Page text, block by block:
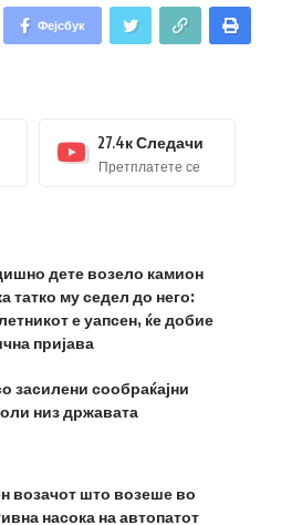
Фејсбук
27.4кСледачи
Претплатете се
дете возело камион
татко му седел до него:
е уапсен, ќе добие
пријава
засилени сообраќајни
низ државата
возачот што возеше во
насока на автопатот